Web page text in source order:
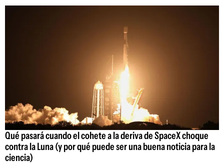
Qué pasará cuando el cohete a la deriva de SpaceX choque
contra la Luna (y por qué puede ser una buena noticia para la
ciencia)